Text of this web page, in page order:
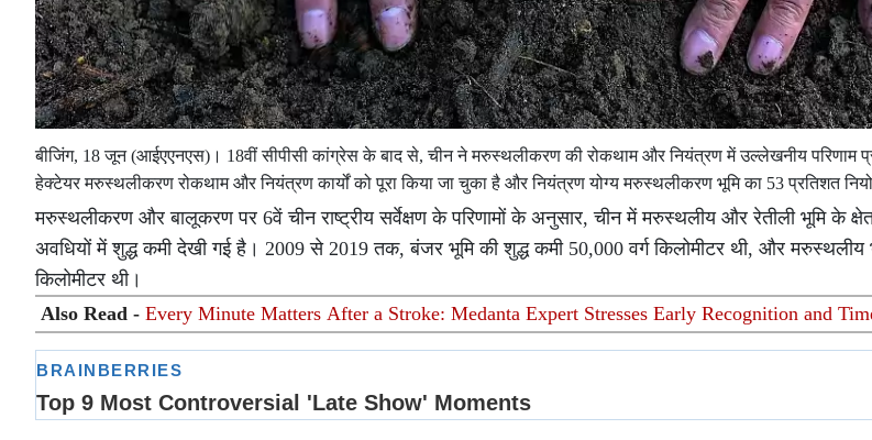
बीजिंग, 18 जून (आईएएनएस)। 18वीं सीपीसी कांग्रेस के बाद से, चीन ने मरुस्थलीकरण की रोकथाम और नियंत्रण में उल्लेखनीय परिणाम
हेक्टेयर मरुस्थलीकरण रोकथाम और नियंत्रण कार्यों को पूरा किया जा चुका है और नियंत्रण योग्य मरुस्थलीकरण भूमि का 53 प्रतिशत
मरुस्थलीकरण और बालूकरण पर 6वें चीन राष्ट्रीय सर्वेक्षण के परिणामों के अनुसार, चीन में मरुस्थलीय और रेतीली भूमि के
अवधियों में शुद्ध कमी देखी गई है। 2009 से 2019 तक, बंजर भूमि की शुद्ध कमी 50,000 वर्ग किलोमीटर थी, और मरुस्थलीय
किलोमीटर थी।
Also Read - Every Minute Matters After a Stroke: Medanta Expert Stresses Early Recognition and